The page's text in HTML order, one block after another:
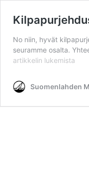
No niin, hyvät
seuramme osalta.
artikkelin Kilpapurjehdus
lukemista
Suomenlahden